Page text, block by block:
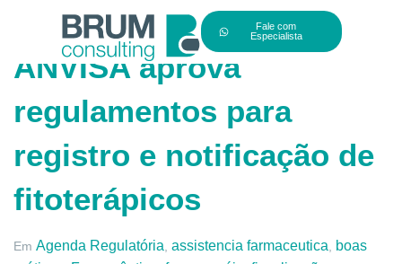
Fale com
Especialista
ANVISA aprova
regulamentos para
registro e notificação de
fitoterápicos
Em Agenda Regulatória assistencia farmaceutica
boas